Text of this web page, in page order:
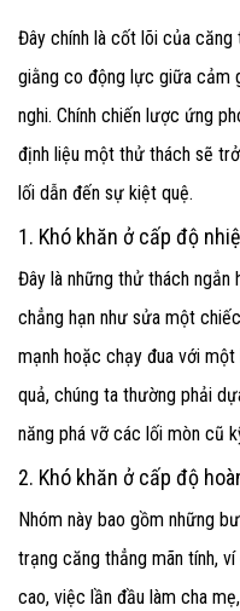
Đây chính là cốt lõi của căng
giằng co động lực giữa cảm
nghi. Chính chiến lược ứng
định liệu một thử thách sẽ
lối dẫn đến sự kiệt quệ.
1. Khó khăn ở cấp độ
Đây là những thử thách
chẳng hạn như sửa một
mạnh hoặc chạy đua với
quả, chúng ta thường phải
năng phá vỡ các lối mòn cũ
2. Khó khăn ở cấp độ
Nhóm này bao gồm những
trạng căng thẳng mãn tính,
cao, việc lần đầu làm cha